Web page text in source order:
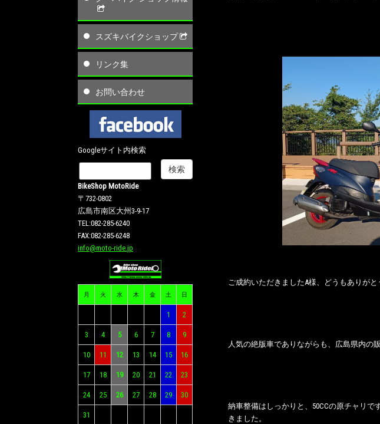
スズキバイクショップ
リンク集
お問い合わせ
Googleサイト内検索
BikeShop MotoRide
〒732-0802
広島市南区大州3-9-17
TEL:082-285-6240
FAX:082-285-6248
info@moto-ride.jp
月 火 水 木 金 土 日
1 2
3 4 5 6 7 8 9
10 11 12 13 14 15 16
17 18 19 20 21 22 23
24 25 26 27 28 29 30
31
ご成約いただきましたA様、どうもありがと
人気の絶版車でありながらも、広島県内の
納車整備はしっかりと、50CCの原チャリ
きました。